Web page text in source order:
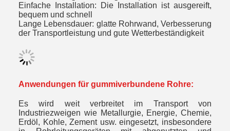
Einfache Installation: Die Installation ist ausgereift,
bequem und schnell
Lange Lebensdauer: glatte Rohrwand, Verbesserung
der Transportleistung und gute Wetterbeständigkeit
Anwendungen für gummiverbundene Rohre:
Es wird weit verbreitet im Transport von
Industriezweigen wie Metallurgie, Energie, Chemie,
Erdöl, Kohle, Zement usw. eingesetzt, insbesondere